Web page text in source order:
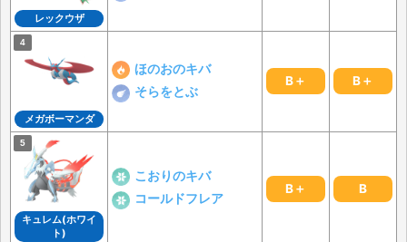
レックウザ
メガボーマンダ
ほのおのキバ
そらをとぶ
B＋ B＋
キュレム(ホワイ
ト)
こおりのキバ
コールドフレア
B＋ B